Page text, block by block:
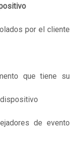
por el cliente
que tiene su
de evento